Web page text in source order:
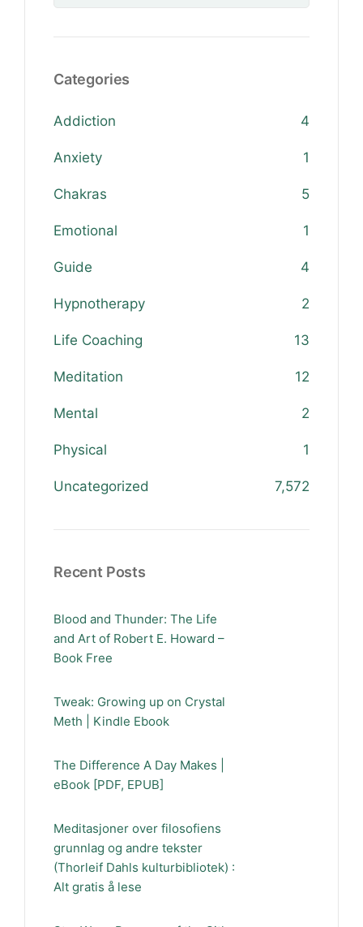
Categories
Addiction 4
Anxiety 1
Chakras 5
Emotional 1
Guide 4
Hypnotherapy 2
Life Coaching 13
Meditation 12
Mental 2
Physical 1
Uncategorized 7,572
Recent Posts
Blood and Thunder: The Life
and Art of Robert E. Howard –
Book Free
Tweak: Growing up on Crystal
Meth | Kindle Ebook
The Difference A Day Makes |
eBook [PDF, EPUB]
Meditasjoner over filosofiens
grunnlag og andre tekster
(Thorleif Dahls kulturbibliotek) :
Alt gratis å lese